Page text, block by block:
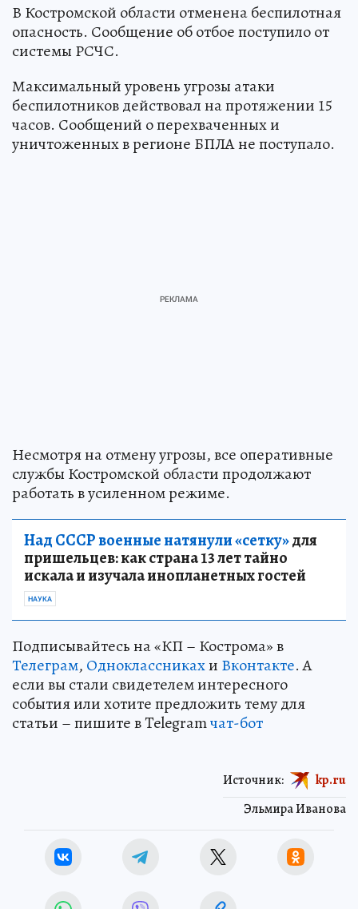
В Костромской области отменена беспилотная
опасность. Сообщение об отбое поступило от
системы РСЧС.
Максимальный уровень угрозы атаки
беспилотников действовал на протяжении 15
часов. Сообщений о перехваченных и
уничтоженных в регионе БПЛА не поступало.
Несмотря на отмену угрозы, все оперативные
службы Костромской области продолжают
работать в усиленном режиме.
Над СССР военные натянули «сетку»для
пришельцев: как страна 13 лет тайно
искала и изучала инопланетных гостей
НАУКА
Подписывайтесь на «КП – Кострома» в
Телеграм, Одноклассникахи Вконтакте. А
если вы стали свидетелем интересного
события или хотите предложить тему для
статьи – пишите в Telegramчат-бот
Эльмира Иванова
Источник: kp.ru